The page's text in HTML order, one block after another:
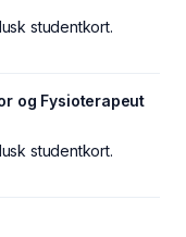
studentkort.
og Fysioterapeut
studentkort.